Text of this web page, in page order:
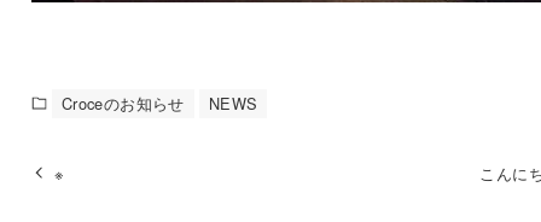
Croceのお知らせ NEWS
※ こんに